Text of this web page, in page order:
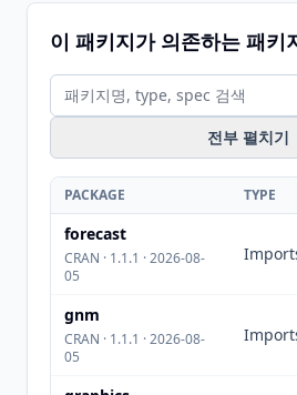
이 패키지가 의존하는 패키
전부 펼치기
PACKAGE TYPE
forecast
CRAN · 1.1.1 · 2026-08-
05
gnm
CRAN · 1.1.1 · 2026-08-
05